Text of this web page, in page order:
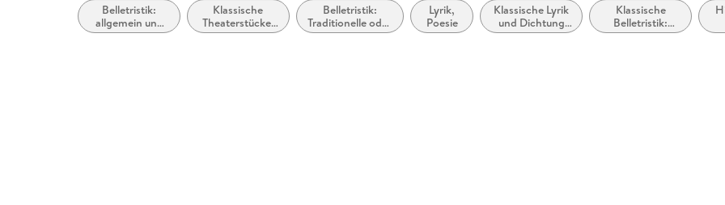
Belletristik:
allgemein und
literarisch
Klassische
Theaterstücke,
Dramen (vor
Belletristik:
Traditionelle oder
kulturelle und
Lyrik,
Poesie
Klassische Lyrik
und Dichtung
(vor dem 20.
Klassische
Belletristik:
allgemein und